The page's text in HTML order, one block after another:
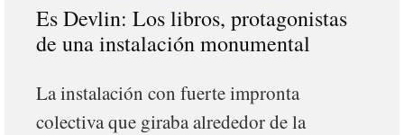
Es Devlin: Los libros, protagonistas
de una instalación monumental
La instalación con fuerte impronta
colectiva que giraba alrededor de la